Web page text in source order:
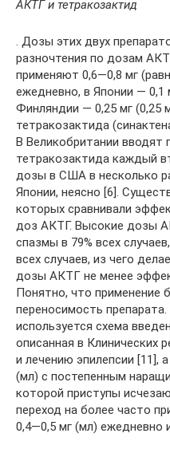
АКТГ и тетракозактид
. Дозы этих двух
разночтения по дозам
применяют 0,6—0,8 мг
ежедневно, в Японии —
Финляндии — 0,25 мг (0,25
тетракозактида
В Великобритании вводят
тетракозактида каждый
дозы в США в несколько
Японии, неясно [6].
которых сравнивали
доз АКТГ. Высокие дозы
спазмы в 79% всех
всех случаев, из чего
дозы АКТГ не менее
Понятно, что применение
переносимость
используется схема
описанная в Клинических
и лечению эпилепсии [11],
(мл) с постепенным
которой приступы
переход на более часто
0,4—0,5 мг (мл) ежедневно